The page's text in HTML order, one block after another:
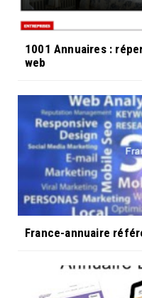
1001 Annuaires :
web
France-annuaire